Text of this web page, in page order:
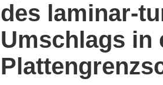
des laminar-
Umschlags in